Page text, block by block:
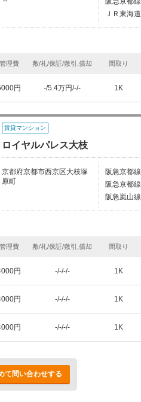
ＪＲ東海
管理費 敷/礼/保証/敷引,償却 間取り
円 -/5.4万円/-/- 1K
賃貸マンション
ロイヤルパレス大枝
京都府京都市西京区大枝塚
原町
阪急京都
阪急京都
阪急嵐山
管理費 敷/礼/保証/敷引,償却 間取り
円 -/-/-/- 1K
円 -/-/-/- 1K
円 -/-/-/- 1K
て問い合わせする